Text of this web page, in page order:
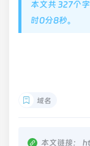
本文共 327个
时0分8秒。
域名
本文链接：